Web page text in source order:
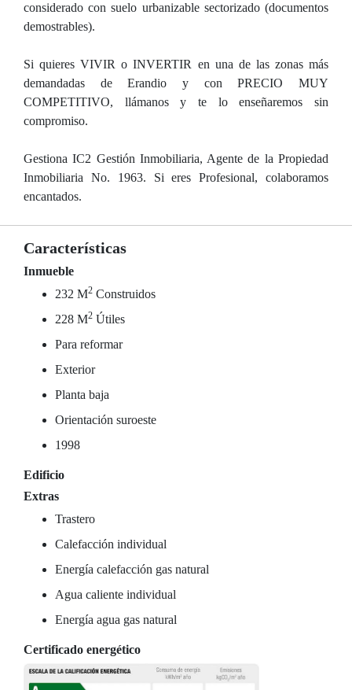
considerado con suelo urbanizable sectorizado (documentos
demostrables).
Si quieres VIVIR o INVERTIR en una de las zonas más
demandadas de Erandio y con PRECIO MUY
COMPETITIVO, llámanos y te lo enseñaremos sin
compromiso.
Gestiona IC2 Gestión Inmobiliaria, Agente de la Propiedad
Inmobiliaria No. 1963. Si eres Profesional, colaboramos
encantados.
Características
Inmueble
232 M2 Construidos
228 M2 Útiles
Para reformar
Exterior
Planta baja
Orientación suroeste
1998
Edificio
Extras
Trastero
Calefacción individual
Energía calefacción gas natural
Agua caliente individual
Energía agua gas natural
Certificado energético